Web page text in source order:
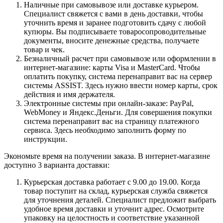
Наличные при самовывозе или доставке курьером.
Специалист свяжется с вами в день доставки, чтобы
уточнить время и заранее подготовить сдачу с любой
купюры. Вы подписываете товаросопроводительные
документы, вносите денежные средства, получаете
товар и чек.
Безналичный расчет при самовывозе или оформлении в
интернет-магазине: карты Visa и MasterCard. Чтобы
оплатить покупку, система перенаправит вас на сервер
системы ASSIST. Здесь нужно ввести номер карты, срок
действия и имя держателя.
Электронные системы при онлайн-заказе: PayPal,
WebMoney и Яндекс.Деньги. Для совершения покупки
система перенаправит вас на страницу платежного
сервиса. Здесь необходимо заполнить форму по
инструкции.
Экономьте время на получении заказа. В интернет-магазине
доступно 3 варианта доставки:
Курьерская доставка работает с 9.00 до 19.00. Когда
товар поступит на склад, курьерская служба свяжется
для уточнения деталей. Специалист предложит выбрать
удобное время доставки и уточнит адрес. Осмотрите
упаковку на целостность и соответствие указанной